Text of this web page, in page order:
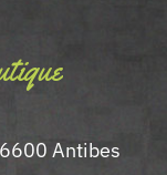
Antibes